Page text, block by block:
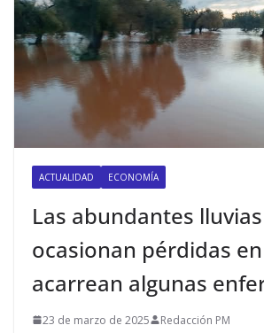
ACTUALIDAD ECONOMÍA
Las abundantes lluvias
ocasionan pérdidas
acarrean algunas
23 de marzo de 2025 Redacción PM